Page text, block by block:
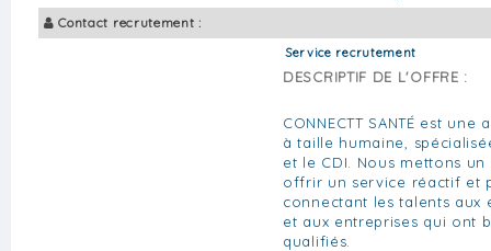
Contact recrutement :
Service recrutement
DESCRIPTIF DE L'OFFRE :
CONNECTT SANTÉ est
à taille humaine,
et le CDI. Nous mettons
offrir un service réactif et
connectant les talents aux
et aux entreprises qui ont
qualifiés.